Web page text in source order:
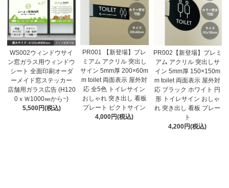
WS002ウィンドウサイ
ン窓ガラス用ウィンドウ
シート 全面印刷オーダ
ーメイド窓ステッカー
店舗用ガラス広告 (H120
0ｘＷ1000㎜から~)
5,500円(税込)
PR001 【新登場】プレ
ミアム アクリル 突出し
サイン 5mm厚 200×60m
m toilet 両面表示 屋外対
応 全5色 トイレサイン
おしゃれ 突き出し 看板
プレート ピクトサイン
4,000円(税込)
PR002【新登場】プレミ
アム アクリル 突出しサ
イン 5mm厚 150×150m
m toilet 両面表示 屋外対
応 ブラック ホワイト 円
形 トイレサイン おしゃ
れ 突き出し 看板 プレー
ト
4,200円(税込)